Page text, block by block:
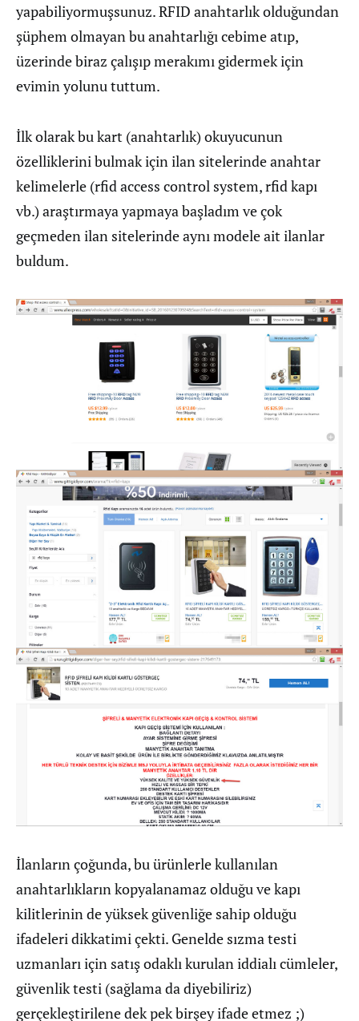
yapabiliyormuşsunuz. RFID anahtarlık olduğundan
şüphem olmayan bu anahtarlığı cebime atıp,
üzerinde biraz çalışıp merakımı gidermek için
evimin yolunu tuttum.
İlk olarak bu kart (anahtarlık) okuyucunun
özelliklerini bulmak için ilan sitelerinde anahtar
kelimelerle (rfid access control system, rfid kapı
vb.) araştırmaya yapmaya başladım ve çok
geçmeden ilan sitelerinde aynı modele ait ilanlar
buldum.
İlanların çoğunda, bu ürünlerle kullanılan
anahtarlıkların kopyalanamaz olduğu ve kapı
kilitlerinin de yüksek güvenliğe sahip olduğu
ifadeleri dikkatimi çekti. Genelde sızma testi
uzmanları için satış odaklı kurulan iddialı cümleler,
güvenlik testi (sağlama da diyebiliriz)
gerçekleştirilene dek pek birşey ifade etmez ;)